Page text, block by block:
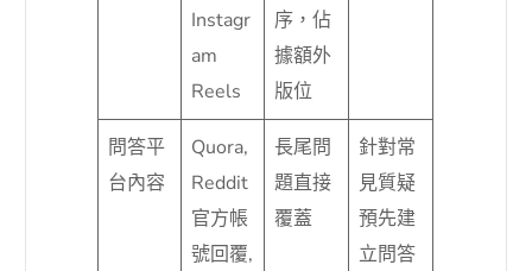
Instagr
am
Reels
序，佔
據額外
版位
問答平
台內容
Quora,
Reddit
官方帳
號回覆,
長尾問
題直接
覆蓋
針對常
見質疑
預先建
立問答